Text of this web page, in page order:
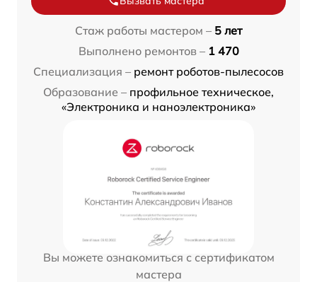
Стаж работы мастером – 5 лет
Выполнено ремонтов – 1 470
Специализация – ремонт роботов-пылесосов
Образование – профильное техническое,
«Электроника и наноэлектроника»
Вы можете ознакомиться с сертификатом
мастера